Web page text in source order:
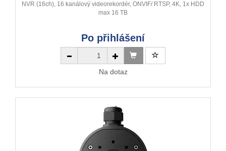
NVR (16ch), 16 kanálový videorekordér, ONVIF/ RTSP, 4K, 1x HDD
max 16 TB
Po přihlášení
Na dotaz